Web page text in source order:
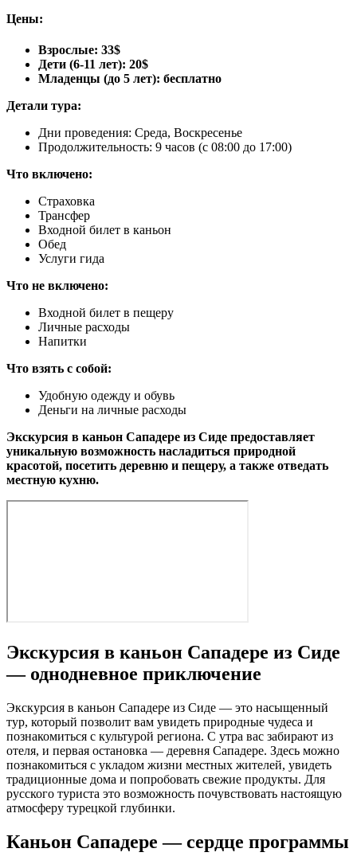
Цены:
Взрослые: 33$
Дети (6-11 лет): 20$
Младенцы (до 5 лет): бесплатно
Детали тура:
Дни проведения: Среда, Воскресенье
Продолжительность: 9 часов (c 08:00 до 17:00)
Что включено:
Страховка
Трансфер
Входной билет в каньон
Обед
Услуги гида
Что не включено:
Входной билет в пещеру
Личные расходы
Напитки
Что взять с собой:
Удобную одежду и обувь
Деньги на личные расходы
Экскурсия в каньон Сападере из Сиде предоставляет
уникальную возможность насладиться природной
красотой, посетить деревню и пещеру, а также отведать
местную кухню.
Экскурсия в каньон Сападере из Сиде
— однодневное приключение
Экскурсия в каньон Сападере из Сиде — это насыщенный
тур, который позволит вам увидеть природные чудеса и
познакомиться с культурой региона. С утра вас забирают из
отеля, и первая остановка — деревня Сападере. Здесь можно
познакомиться с укладом жизни местных жителей, увидеть
традиционные дома и попробовать свежие продукты. Для
русского туриста это возможность почувствовать настоящую
атмосферу турецкой глубинки.
Каньон Сападере — сердце программы